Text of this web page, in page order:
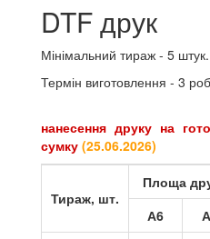
DTF друк
Мінімальний тираж - 5 штук.
Термін виготовлення - 3
нанесення друку на
сумку (25.06.2026)
Тираж, шт.
Площа
А6